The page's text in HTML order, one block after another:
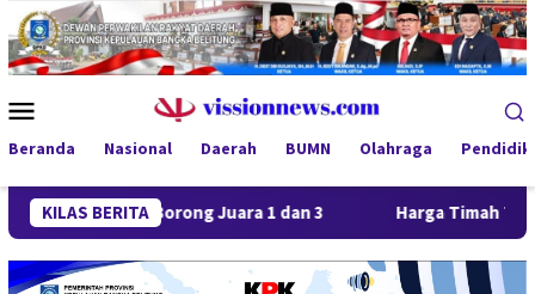
Loncat
ke
konten
Mobile
Beranda Nasional Daerah BUMN Olahraga
KILAS BERITA
Borong Juara 1 dan 3 Harga Timah Turun, Aktivitas